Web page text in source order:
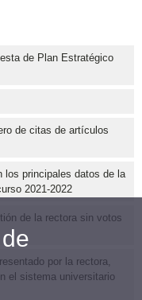
de Plan Estratégico
de citas de artículos
los principales datos de la
2021-2022
de la rectora sin votos
por la rectora,
el sistema universitario